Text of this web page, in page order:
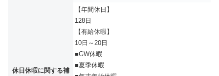
休日休暇に関する補
【年間休日】
128日
【有給休暇】
10日～20日
■GW休暇
■夏季休暇